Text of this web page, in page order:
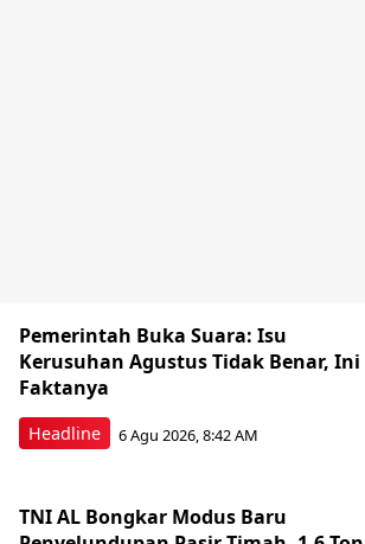
Headline
Pemerintah Buka Suara: Isu
Kerusuhan Agustus Tidak Benar, Ini
Faktanya
6 Agu 2026, 8:42 AM
TNI AL Bongkar Modus Baru